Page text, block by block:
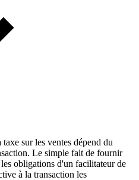
sur les ventes dépend du
Le simple fait de fournir
obligations d'un facilitateur de
à la transaction les